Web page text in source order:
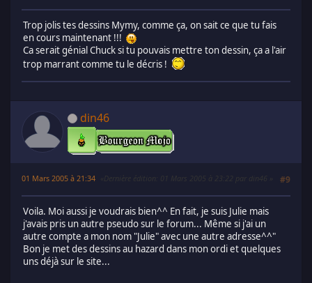
Trop jolis tes dessins Mymy, comme ça, on sait ce que tu fais
en cours maintenant !!!
Ca serait génial Chuck si tu pouvais mettre ton dessin, ça a l'air
trop marrant comme tu le décris !
din46
01 Mars 2005 à 21:34 #9
Dernière édition : 01 Mars 2005 à 23:22 par din46
Voila. Moi aussi je voudrais bien^^ En fait, je suis Julie mais
j'avais pris un autre pseudo sur le forum... Même si j'ai un
autre compte a mon nom "Julie" avec une autre adresse^^"
Bon je met des dessins au hazard dans mon ordi et quelques
uns déjà sur le site...